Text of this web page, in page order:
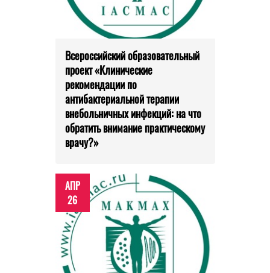
Всероссийский образовательный
проект «Клинические
рекомендации по
антибактериальной терапии
внебольничных инфекций: на что
обратить внимание практическому
врачу?»
АПР
26